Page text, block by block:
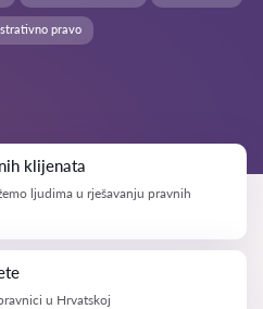
pravo
klijenata
ljudima u rješavanju pravnih
u Hrvatskoj